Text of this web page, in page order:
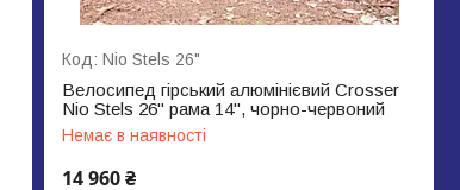
Nio Stels 26"
Велосипед гірський алюмінієвий Crosser
Nio Stels 26" рама 14", чорно-червоний
Немає в наявності
14 960 ₴